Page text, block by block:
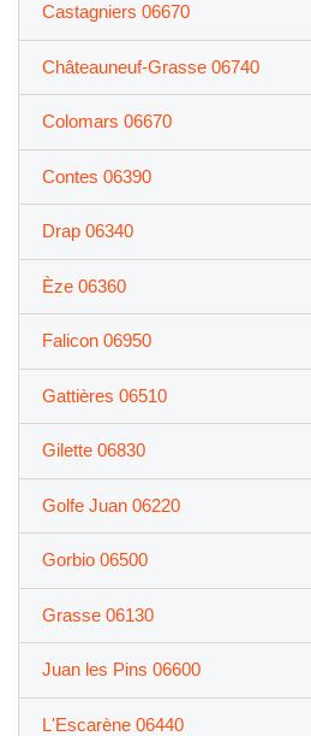
Castagniers 06670
Châteauneuf-Grasse 06740
Colomars 06670
Contes 06390
Drap 06340
Èze 06360
Falicon 06950
Gattières 06510
Gilette 06830
Golfe Juan 06220
Gorbio 06500
Grasse 06130
Juan les Pins 06600
L'Escarène 06440